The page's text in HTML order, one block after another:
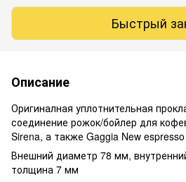
Быстрый
Описание
Оригиналная уплотнительная
соединение рожок/бойлер для
Sirena, а также Gaggia New espresso
Внешний диаметр 78 мм,
толщина 7 мм